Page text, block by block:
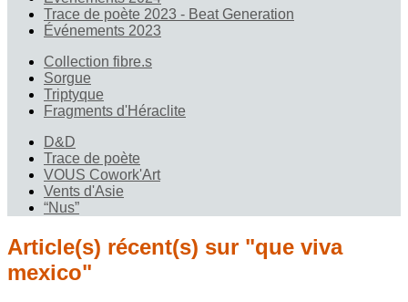
Trace de poète 2023 - Beat Generation
Événements 2023
Collection fibre.s
Sorgue
Triptyque
Fragments d'Héraclite
D&D
Trace de poète
VOUS Cowork'Art
Vents d'Asie
“Nus”
Article(s) récent(s) sur "que viva
mexico"